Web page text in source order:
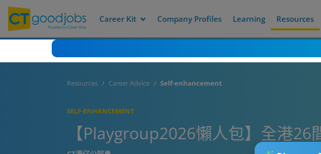
Career Kit Company Profiles Learning Resources
Resources Career Advice Self-enhancement
SELF-ENHANCEMENT
【Playgroup2026懶人包】全港